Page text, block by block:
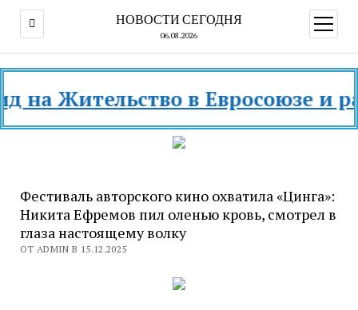
НОВОСТИ СЕГОДНЯ
06.08.2026
меню
в Евросоюзе и
Фестиваль авторского кино охватила «Цинга»:
Никита Ефремов пил оленью кровь, смотрел в
глаза настоящему волку
ОТ ADMIN В 15.12.2025